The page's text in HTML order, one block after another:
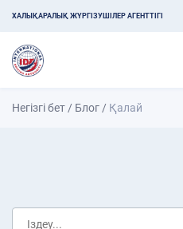
ХАЛЫҚАРАЛЫҚ ЖҮРГІЗУШІЛЕР АГЕНТТІГІ
Негізгі бет / Блог / Қалай